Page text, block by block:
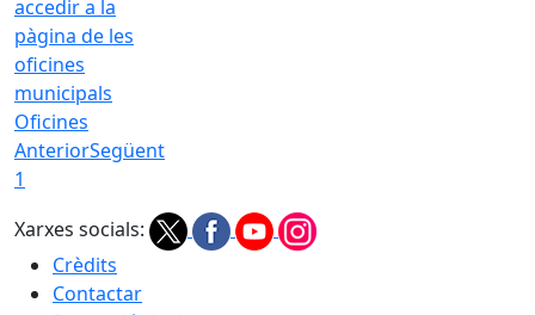
Oficines
AnteriorSegüent
1
Xarxes socials:
Crèdits
Contactar